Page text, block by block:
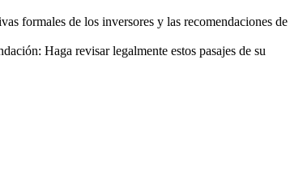
formales de los inversores y las recomendaciones de
Haga revisar legalmente estos pasajes de su